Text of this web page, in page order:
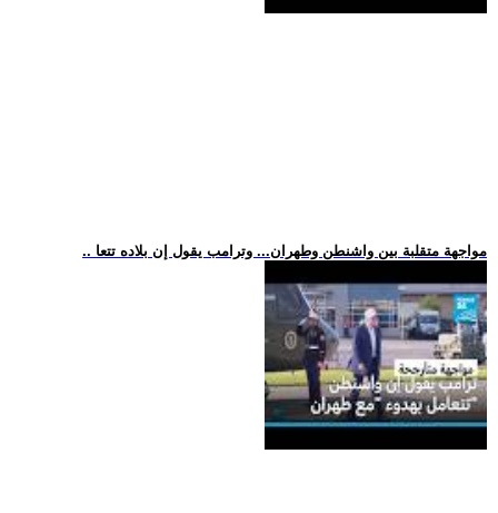
.. مواجهة متقلبة بين واشنطن وطهران... وترامب يقول إن بلاده تتعا